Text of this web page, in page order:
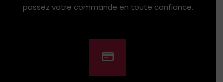
passez votre commande en toute confiance.